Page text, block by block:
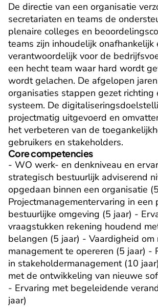
De directie van een organisatie
secretariaten en teams de
plenaire colleges en
teams zijn inhoudelijk onafhankelijk
verantwoordelijk voor de
een hecht team waar hard wordt
wordt gelachen. De afgelopen
organisaties stappen gezet richting
systeem. De
projectmatig uitgevoerd en
het verbeteren van de
gebruikers en stakeholders.
Core competencies
- WO werk- en denkniveau en
strategisch bestuurlijk adviserend
opgedaan binnen een organisatie
Projectmanagementervaring in een
bestuurlijke omgeving (5 jaar) -
vraagstukken rekening houdend
belangen (5 jaar) - Vaardigheid om
management te opereren (5 jaar) -
in stakeholdermanagement (10
met de ontwikkeling van nieuwe
- Ervaring met begeleidende
jaar)